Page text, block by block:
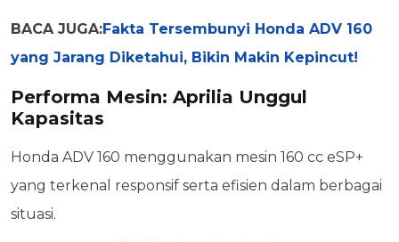
BACA JUGA:Fakta Tersembunyi Honda ADV 160
yang Jarang Diketahui, Bikin Makin Kepincut!
Performa Mesin: Aprilia Unggul
Kapasitas
Honda ADV 160 menggunakan mesin 160 cc eSP+
yang terkenal responsif serta efisien dalam berbagai
situasi.